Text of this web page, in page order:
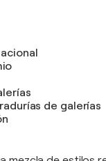
de galerías